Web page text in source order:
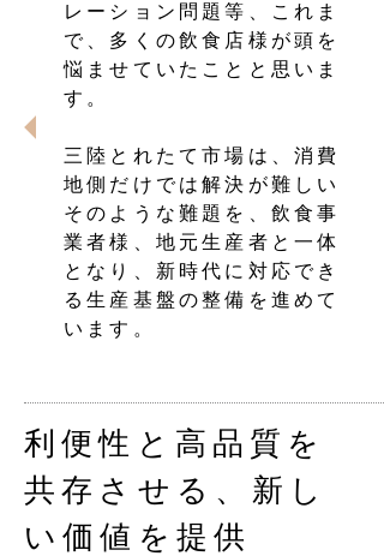
レーション問題等、これま
で、多くの飲食店様が頭を
悩ませていたことと思いま
す。
三陸とれたて市場は、消費
地側だけでは解決が難しい
そのような難題を、飲食事
業者様、地元生産者と一体
となり、新時代に対応でき
る生産基盤の整備を進めて
います。
利便性と高品質を
共存させる、新し
い価値を提供